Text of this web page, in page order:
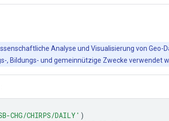
Analyse und Visualisierung von
, Bildungs- und gemeinnützige Zwecke verwendet
CHG/CHIRPS/DAILY' )